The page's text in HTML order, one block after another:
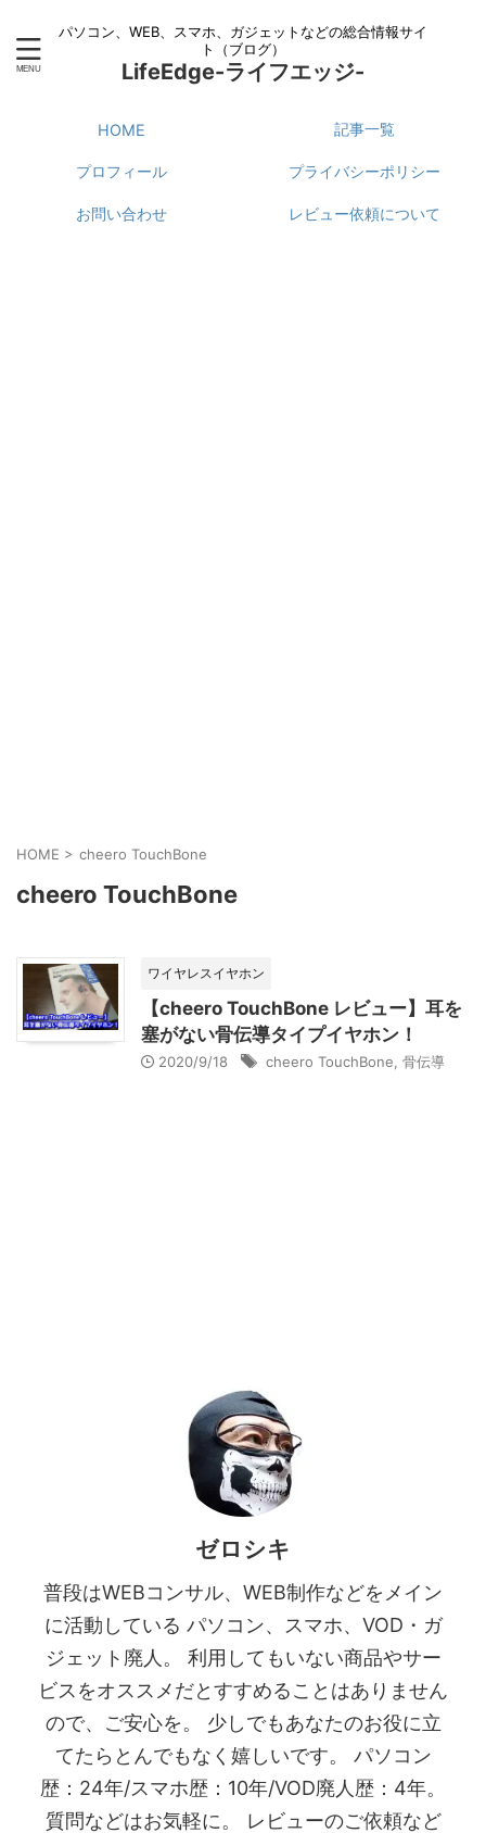
パソコン、WEB、スマホ、ガジェットなどの総合情報サイ
ト（ブログ）
LifeEdge-ライフエッジ-
HOME 記事一覧
プロフィール プライバシーポリシー
お問い合わせ レビュー依頼について
HOME > cheero TouchBone
cheero TouchBone
ワイヤレスイヤホン
【cheero TouchBone レビュー】耳を
塞がない骨伝導タイプイヤホン！
2020/9/18 cheero TouchBone 骨伝導
ゼロシキ
普段はWEBコンサル、WEB制作などをメイン
に活動している パソコン、スマホ、VOD・ガ
ジェット廃人。 利用してもいない商品やサー
ビスをオススメだとすすめることはありません
ので、ご安心を。 少しでもあなたのお役に立
てたらとんでもなく嬉しいです。 パソコン
歴：24年/スマホ歴：10年/VOD廃人歴：4年。
質問などはお気軽に。 レビューのご依頼など